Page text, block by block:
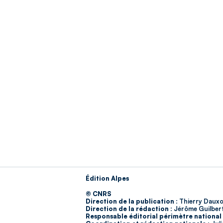
Édition Alpes
© CNRS
Direction de la publication : Thierry
Direction de la rédaction : Jérôme
Responsable éditorial périmètre national